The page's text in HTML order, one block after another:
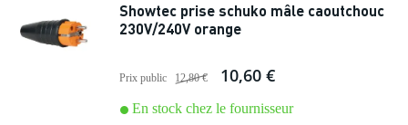
Showtec prise schuko mâle caoutchouc
230V/240V orange
Prix public 12,80 € 10,60 €
En stock chez le fournisseur